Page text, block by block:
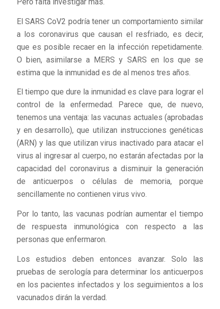
El SARS CoV2 podría tener un comportamiento similar
a los coronavirus que causan el resfriado, es decir,
que es posible recaer en la infección repetidamente.
O bien, asimilarse a MERS y SARS en los que se
estima que la inmunidad es de al menos tres años.
El tiempo que dure la inmunidad es clave para lograr el
control de la enfermedad. Parece que, de nuevo,
tenemos una ventaja: las vacunas actuales (aprobadas
y en desarrollo), que utilizan instrucciones genéticas
(ARN) y las que utilizan virus inactivado para atacar el
virus al ingresar al cuerpo, no estarán afectadas por la
capacidad del coronavirus a disminuir la generación
de anticuerpos o células de memoria, porque
sencillamente no contienen virus vivo.
Por lo tanto, las vacunas podrían aumentar el tiempo
de respuesta inmunológica con respecto a las
personas que enfermaron.
Los estudios deben entonces avanzar. Solo las
pruebas de serología para determinar los anticuerpos
en los pacientes infectados y los seguimientos a los
vacunados dirán la verdad.